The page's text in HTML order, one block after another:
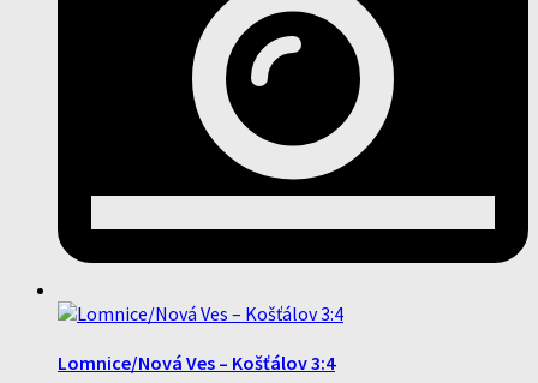
Lomnice/Nová Ves – Košťálov 3:4